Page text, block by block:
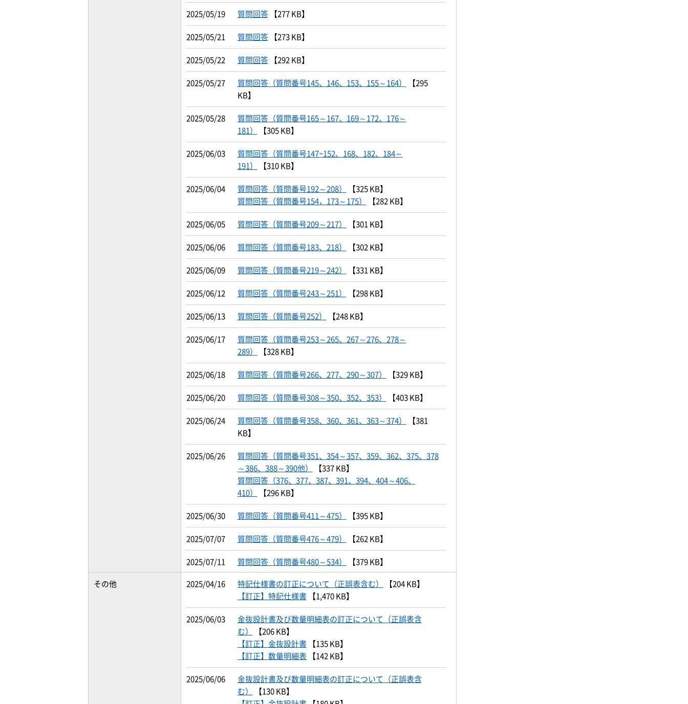
2025/05/19 質問回答【277 KB】
2025/05/21 質問回答【273 KB】
2025/05/22 質問回答【292 KB】
2025/05/27 質問回答（質問番号145、146、153、155～164）
【295
KB】
2025/05/28
質問回答（質問番号165～167、169～172、176～
181）
【305 KB】
2025/06/03
質問回答（質問番号147~152、168、182、184～
191）
【310 KB】
2025/06/04 質問回答（質問番号192～208）
【325 KB】
質問回答（質問番号154，173～175）
【282 KB】
2025/06/05 質問回答（質問番号209～217） 【301 KB】
2025/06/06 質問回答（質問番号183、218） 【302 KB】
2025/06/09 質問回答（質問番号219～242） 【331 KB】
2025/06/12 質問回答（質問番号243～251） 【298 KB】
2025/06/13 質問回答（質問番号252） 【248 KB】
2025/06/17
質問回答（質問番号253～265、267～276、278～
289）
【328 KB】
2025/06/18 質問回答（質問番号266、277、290～307） 【329 KB】
2025/06/20 質問回答（質問番号308～350、352、353） 【403 KB】
2025/06/24 質問回答（質問番号358、360、361、363～374）
【381
KB】
2025/06/26
質問回答（質問番号351、354～357、359、362、375、378
～386、388～390他）
【337 KB】
質問回答（376、377、387、391、394、404～406、
410）
【296 KB】
2025/06/30 質問回答（質問番号411～475） 【395 KB】
2025/07/07 質問回答（質問番号476～479） 【262 KB】
2025/07/11 質問回答（質問番号480～534）
【379 KB】
その他
2025/04/16 特記仕様書の訂正について（正誤表含む）
【204 KB】
【訂正】特記仕様書【1,470 KB】
2025/06/03
金抜設計書及び数量明細表の訂正について（正誤表含
む）
【206 KB】
【訂正】金抜設計書【135 KB】
【訂正】数量明細表 【142 KB】
2025/06/06
金抜設計書及び数量明細表の訂正について（正誤表含
む）
【130 KB】